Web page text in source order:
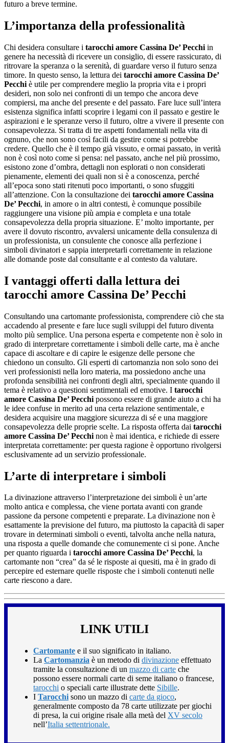
futuro a breve termine.
L’importanza della professionalità
Chi desidera consultare i tarocchi amore Cassina De’ Pecchi in
genere ha necessità di ricevere un consiglio, di essere rassicurato, di
ritrovare la speranza o la serenità, di guardare verso il futuro senza
timore. In questo senso, la lettura dei tarocchi amore Cassina De’
Pecchi è utile per comprendere meglio la propria vita e i propri
desideri, non solo nei confronti di un tempo che ancora deve
compiersi, ma anche del presente e del passato. Fare luce sull’intera
esistenza significa infatti scoprire i legami con il passato e gestire le
aspirazioni e le speranze verso il futuro, oltre a vivere il presente con
consapevolezza. Si tratta di tre aspetti fondamentali nella vita di
ognuno, che non sono così facili da gestire come si potrebbe
credere. Quello che è il tempo già vissuto, e ormai passato, in verità
non è così noto come si pensa: nel passato, anche nel più prossimo,
esistono zone d’ombra, dettagli non esplorati o non considerati
pienamente, elementi dei quali non si è a conoscenza, perché
all’epoca sono stati ritenuti poco importanti, o sono sfuggiti
all’attenzione. Con la consultazione dei tarocchi amore Cassina
De’ Pecchi, in amore o in altri contesti, è comunque possibile
raggiungere una visione più ampia e completa e una totale
consapevolezza della propria situazione. E’ molto importante, per
avere il dovuto riscontro, avvalersi unicamente della consulenza di
un professionista, un consulente che conosce alla perfezione i
simboli divinatori e sappia interpretarli correttamente in relazione
alle domande poste dal consultante e al contesto da valutare.
I vantaggi offerti dalla lettura dei
tarocchi amore Cassina De’ Pecchi
Consultando una cartomante professionista, comprendere ciò che sta
accadendo al presente e fare luce sugli sviluppi del futuro diventa
molto più semplice. Una persona esperta e competente non è solo in
grado di interpretare correttamente i simboli delle carte, ma è anche
capace di ascoltare e di capire le esigenze delle persone che
chiedono un consulto. Gli esperti di cartomanzia non solo sono dei
veri professionisti nella loro materia, ma possiedono anche una
profonda sensibilità nei confronti degli altri, specialmente quando il
tema è relativo a questioni sentimentali ed emotive. I tarocchi
amore Cassina De’ Pecchi possono essere di grande aiuto a chi ha
le idee confuse in merito ad una certa relazione sentimentale, e
desidera acquisire una maggiore sicurezza di sé e una maggiore
consapevolezza delle proprie scelte. La risposta offerta dai tarocchi
amore Cassina De’ Pecchi non è mai identica, e richiede di essere
interpretata correttamente: per questa ragione è opportuno rivolgersi
esclusivamente ad un servizio professionale.
L’arte di interpretare i simboli
La divinazione attraverso l’interpretazione dei simboli è un’arte
molto antica e complessa, che viene portata avanti con grande
passione da persone competenti e preparate. La divinazione non è
esattamente la previsione del futuro, ma piuttosto la capacità di saper
trovare in determinati simboli o eventi, talvolta anche nella natura,
una risposta a quelle domande che comunemente ci si pone. Anche
per quanto riguarda i tarocchi amore Cassina De’ Pecchi, la
cartomante non “crea” da sé le risposte ai quesiti, ma è in grado di
percepire ed esternare quelle risposte che i simboli contenuti nelle
carte riescono a dare.
LINK UTILI
Cartomante e il suo significato in italiano.
La Cartomanzia è un metodo di divinazione effettuato
tramite la consultazione di un mazzo di carte che
possono essere normali carte di seme italiano o francese,
tarocchi o speciali carte illustrate dette Sibille.
I Tarocchi sono un mazzo di carte da gioco,
generalmente composto da 78 carte utilizzate per giochi
di presa, la cui origine risale alla metà del XV secolo
nell’Italia settentrionale.